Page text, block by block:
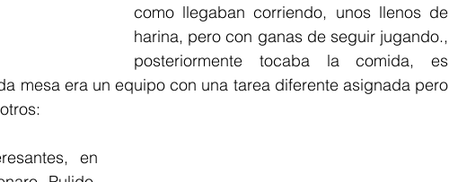
como llegaban corriendo, unos llenos de
harina, pero con ganas de seguir jugando.,
posteriormente tocaba la comida, es
mesa era un equipo con una tarea diferente asignada pero
en